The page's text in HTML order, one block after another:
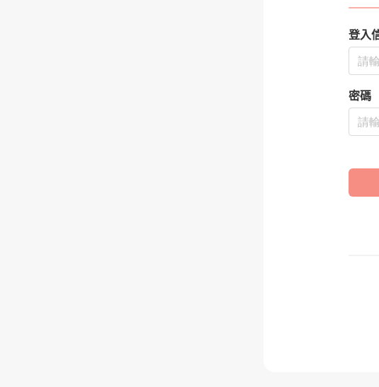
登入
密碼